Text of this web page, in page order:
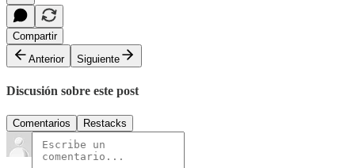
Compartir
Anterior
Siguiente
Discusión sobre este post
Comentarios Restacks